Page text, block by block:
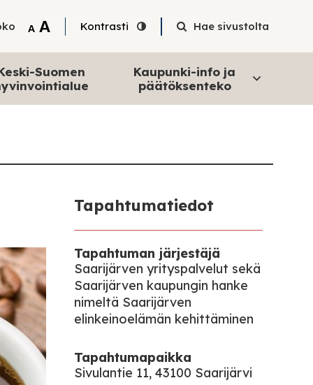
A Tekstin pienentäminen
A Tekstin suurentaminen
Kontrasti Hae sivustolta
Suomen
Kaupunki-info ja
päätöksenteko
Tapahtumatiedot
Tapahtuman järjestäjä
Saarijärven yrityspalvelut sekä
Saarijärven kaupungin hanke
nimeltä Saarijärven
elinkeinoelämän kehittäminen
Tapahtumapaikka
Sivulantie 11, 43100 Saarijärvi